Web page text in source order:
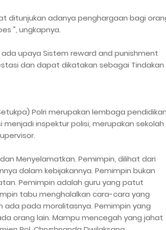
ditunjukan adanya penghargaan bagi
", ungkapnya.
upaya Sistem reward and punishment
dan dapat dikatakan sebagai Tindakan
Polri merupakan lembaga pendidikan
inspektur polisi, merupakan sekolah
Menyelamatkan. Pemimpin, dilihat dari
dalam kebijakannya. Pemimpin bukan
Pemimpin adalah guru yang patut
tabu menghalalkan cara-cara yang
ada pada moralitasnya. Pemimpin yang
orang lain. Mampu mencegah yang jahat